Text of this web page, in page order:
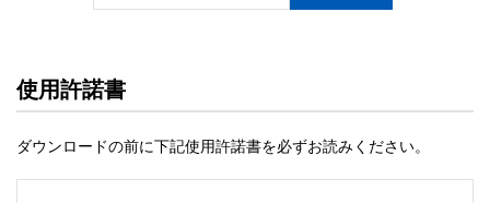
使用許諾書
ダウンロードの前に下記使用許諾書を必ずお読みください。